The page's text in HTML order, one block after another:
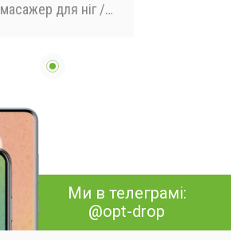
масажер для ніг /
Ми в телеграмі:
@opt-drop